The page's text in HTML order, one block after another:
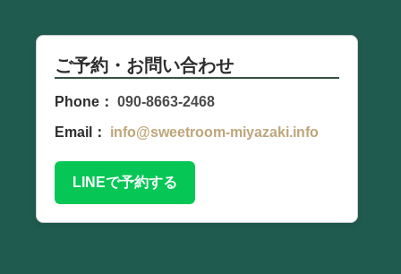
ご予約・お問い合わせ
Phone： 090-8663-2468
Email：
info@sweetroom-miyazaki.info
LINEで予約する